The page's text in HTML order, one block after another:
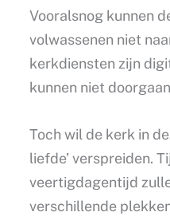
Vooralsnog kunnen
volwassenen niet
kerkdiensten zijn
kunnen niet
Toch wil de kerk in
liefde’ verspreiden.
veertigdagentijd
verschillende